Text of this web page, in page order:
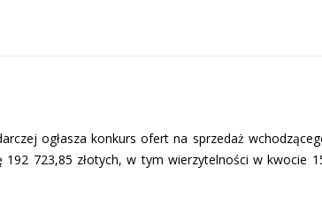
ogłasza konkurs ofert na sprzedaż
723,85 złotych, w tym wierzytelności w kwocie